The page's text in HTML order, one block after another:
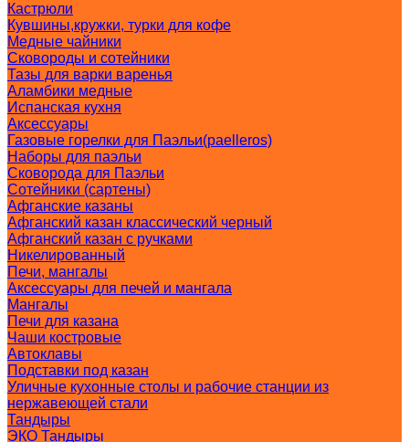
Кастрюли
Кувшины,кружки, турки для кофе
Медные чайники
Сковороды и сотейники
Тазы для варки варенья
Аламбики медные
Испанская кухня
Аксессуары
Газовые горелки для Паэльи(paelleros)
Наборы для паэльи
Сковорода для Паэльи
Сотейники (сартены)
Афганские казаны
Афганский казан классический черный
Афганский казан с ручками
Никелированный
Печи, мангалы
Аксессуары для печей и мангала
Мангалы
Печи для казана
Чаши костровые
Автоклавы
Подставки под казан
Уличные кухонные столы и рабочие станции из
нержавеющей стали
Тандыры
ЭКО Тандыры